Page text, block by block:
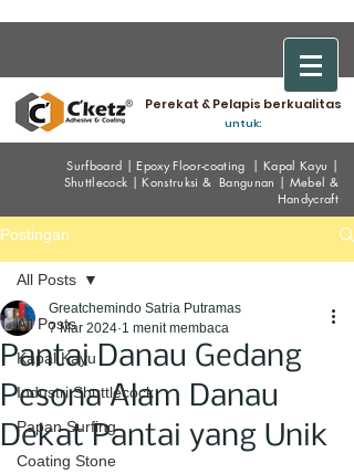
Perekat & Pelapis berkualitas
untuk:
Surfboard |EpoxyFloor-coating |Kapal Kayu |
Shuttlecock |Konstruksi & Bangunan | Mebel &
Handycraft
Postingan
All Posts
Kapal Kayu
Industri Shuttlecock
Papan Surfing
Coating Stone
All Posts
Pantai Danau Gedang
Pesona Alam Danau
Dekat Pantai yang Unik
Greatchemindo Satria Putramas
7 Mar 2024 1 menit membaca